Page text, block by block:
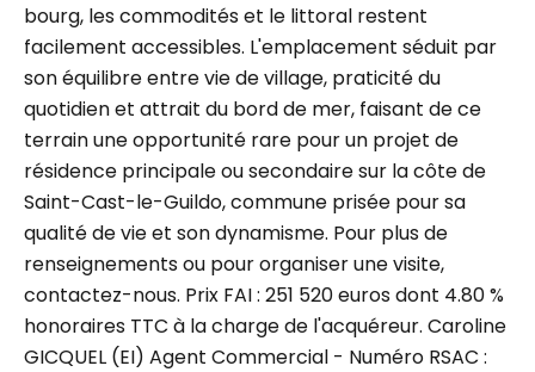
bourg, les commodités et le littoral restent
facilement accessibles. L'emplacement séduit par
son équilibre entre vie de village, praticité du
quotidien et attrait du bord de mer, faisant de ce
terrain une opportunité rare pour un projet de
résidence principale ou secondaire sur la côte de
Saint-Cast-le-Guildo, commune prisée pour sa
qualité de vie et son dynamisme. Pour plus de
renseignements ou pour organiser une visite,
contactez-nous. Prix FAI : 251 520 euros dont 4.80 %
honoraires TTC à la charge de l'acquéreur. Caroline
GICQUEL (EI) Agent Commercial - Numéro RSAC :